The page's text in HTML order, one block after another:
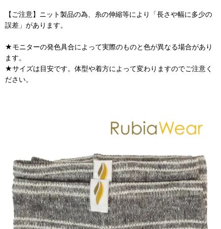
【ご注意】ニット製品の為、糸の伸縮等により「長さや幅に多少の
誤差」があります。
★モニターの発色具合によって実際のものと色が異なる場合があり
ます。
★サイズは目安です。体型や着方によって変わりますのでご注意く
ださい。